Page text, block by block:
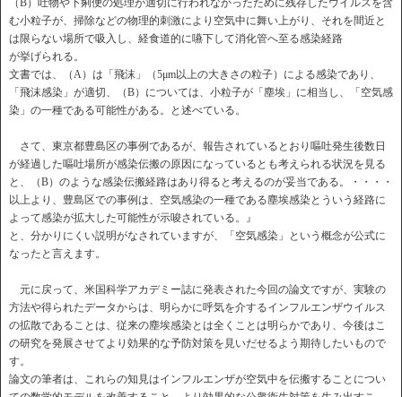
（B）吐物や下痢便の処理が適切に行われなかったために残存したウイルスを含
む小粒子が、掃除などの物理的刺激により空気中に舞い上がり、それを間近と
は限らない場所で吸入し、経食道的に嚥下して消化管へ至る感染経路
が挙げられる。
文書では、（A）は「飛沫」（5μm以上の大きさの粒子）による感染であり、
「飛沫感染」が適切、（B）については、小粒子が「塵埃」に相当し、「空気感
染」の一種である可能性がある。と述べている。
さて、東京都豊島区の事例であるが、報告されているとおり嘔吐発生後数日
が経過した嘔吐場所が感染伝搬の原因になっているとも考えられる状況を見る
と、（B）のような感染伝搬経路はあり得ると考えるのが妥当である。・・・・
以上より、豊島区での事例は、空気感染の一種である塵埃感染とういう経路に
よって感染が拡大した可能性が示唆されている。』
と、分かりにくい説明がなされていますが、「空気感染」という概念が公式に
なったと言えます。
元に戻って、米国科学アカデミー誌に発表された今回の論文ですが、実験の
方法や得られたデータからは、明らかに呼気を介するインフルエンザウイルス
の拡散であることは、従来の塵埃感染とは全くことは明らかであり、今後はこ
の研究を発展させてより効果的な予防対策を見いだせるよう期待したいもので
す。
論文の筆者は、これらの知見はインフルエンザが空気中を伝搬することについ